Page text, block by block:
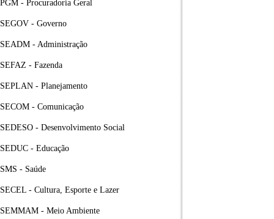
PGM - Procuradoria Geral
SEGOV - Governo
SEADM - Administração
SEFAZ - Fazenda
SEPLAN - Planejamento
SECOM - Comunicação
SEDESO - Desenvolvimento Social
SEDUC - Educação
SMS - Saúde
SECEL - Cultura, Esporte e Lazer
SEMMAM - Meio Ambiente